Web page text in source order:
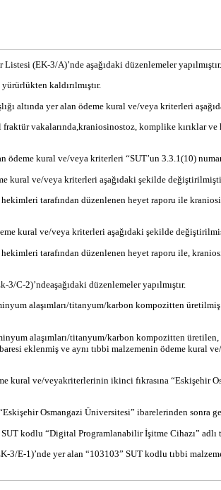
Listesi (EK-3/A)’nde aşağıdaki düzenlemeler yapılmıştır.
kaldırılmıştır.
altında yer alan ödeme kural ve/veya kriterleri
fraktürvakalarında,kraniosinostoz, komplike kırıklar
ödeme kural ve/veya kriterleri “SUT’un 3.3.1(10)
kural ve/veya kriterleri aşağıdaki şekilde
tarafından düzenlenen heyet raporu ile
kural ve/veya kriterleri aşağıdaki şekilde
tarafından düzenlenen heyet raporu ile,
3/C-2)’ndeaşağıdaki düzenlemeler yapılmıştır.
alaşımları/titanyum/karbon kompozitten üretilmiş
alaşımları/titanyum/karbon kompozitten üretilen,
eklenmiş ve aynı tıbbi malzemenin ödeme kural
kural ve/veyakriterlerinin ikinci fıkrasına “Eskişehir
Osmangazi Üniversitesi” ibarelerinden sonra
kodlu “Digital Programlanabilir İşitme Cihazı”
3/E-1)’nde yer alan “103103” SUT kodlu tıbbi